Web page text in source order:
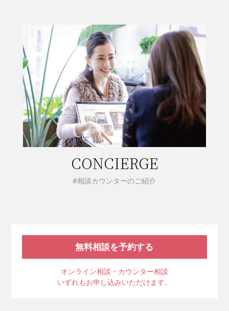
CONCIERGE
#相談カウンターのご紹介
無料相談を予約する
オンライン相談・カウンター相談
いずれもお申し込みいただけます。